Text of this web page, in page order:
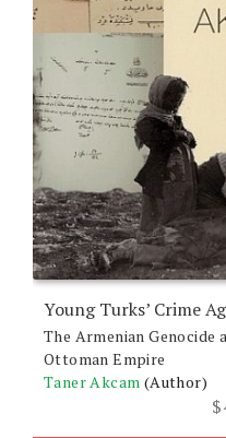
Young Turks’ Crime
The Armenian Genocide
Ottoman Empire
Taner Akcam (Author)
$